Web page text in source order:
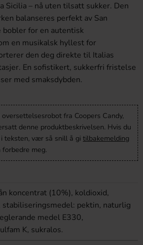
Sicilia – nå uten tilsatt sukker. Den
balanseres perfekt av San
for en autentisk
en musikalsk hyllest for
den deg direkte til Italias
En sofistikert, sukkerfri fristelse
med smaksdybden.
oversettelsesrobot fra Coopers Candy,
denne produktbeskrivelsen. Hvis du
teksten, vær så snill å gi tilbakemelding
meg.
koncentrat (10%), koldioxid,
pektin, naturlig
medel E330,
K, sukralos.